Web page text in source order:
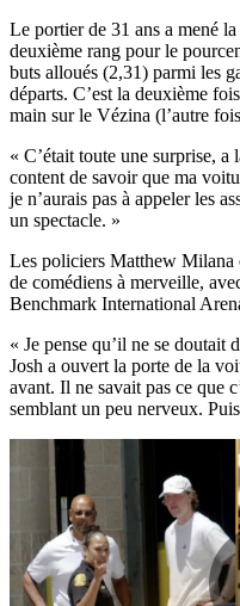
Le portier de 31 ans a mené
deuxième rang pour le
buts alloués (2,31) parmi les
départs. C’est la deuxième
main sur le Vézina (l’autre
« C’était toute une surprise, a
content de savoir que ma
je n’aurais pas à appeler les
un spectacle. »
Les policiers Matthew Milana
de comédiens à merveille,
Benchmark International
« Je pense qu’il ne se
Josh a ouvert la porte de la
avant. Il ne savait pas ce que
semblant un peu nerveux.